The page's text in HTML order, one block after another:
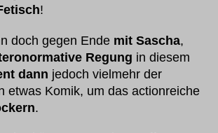
!
doch gegen Ende mit Sascha,
Regung in diesem
dann jedoch vielmehr der
etwas Komik, um das actionreiche
.